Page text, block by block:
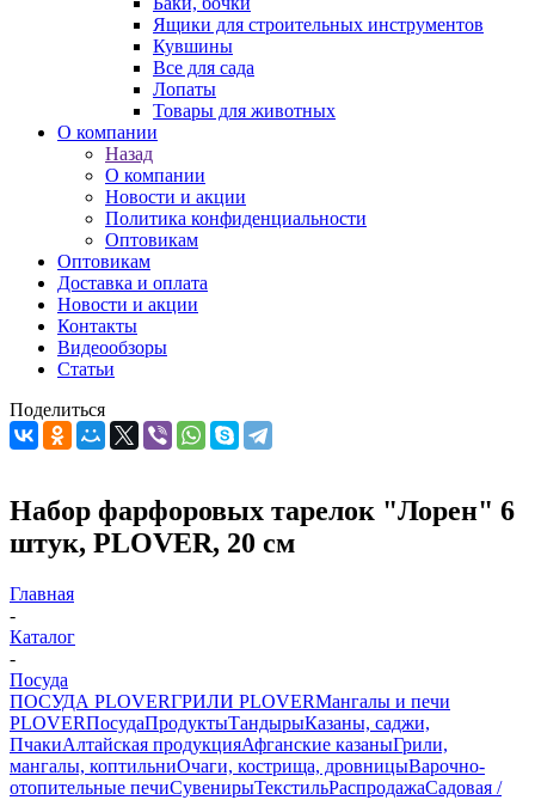
Ящики для строительных инструментов
Кувшины
Все для сада
Лопаты
Товары для животных
О компании
Назад
О компании
Новости и акции
Политика конфиденциальности
Оптовикам
Оптовикам
Доставка и оплата
Новости и акции
Контакты
Видеообзоры
Статьи
Поделиться
Набор фарфоровых тарелок "Лорен" 6
штук, PLOVER, 20 см
Главная
-
Каталог
-
Посуда
ПОСУДА PLOVERГРИЛИ PLOVERМангалы и печи
PLOVERПосудаПродуктыТандырыКазаны, саджи,
ПчакиАлтайская продукцияАфганские казаныГрили,
мангалы, коптильниОчаги, кострища, дровницыВарочно-
отопительные печиСувенирыТекстильРаспродажаСадовая /